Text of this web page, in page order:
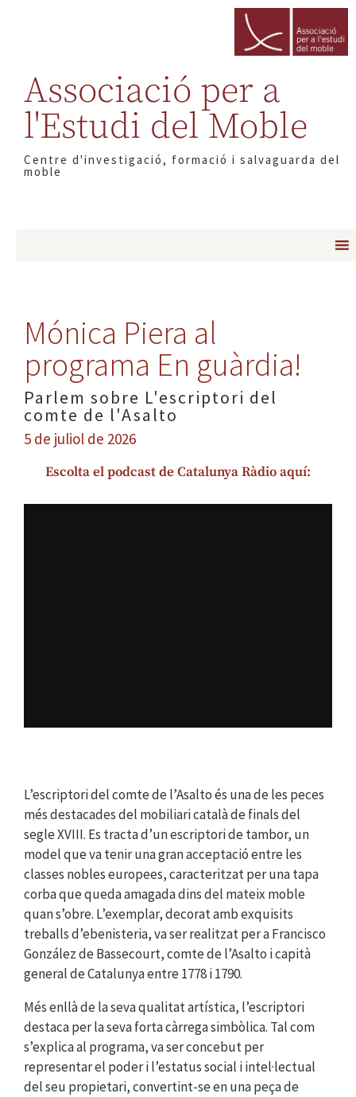
Associació per a
l'Estudi del Moble
Centre d'investigació, formació i salvaguarda del
moble
Mónica Piera al
programa En guàrdia!
Parlem sobre L'escriptori del
comte de l'Asalto
5 de juliol de 2026
Escolta el podcast de Catalunya Ràdio aquí:
L’escriptori del comte de l’Asalto és una de les peces
més destacades del mobiliari català de finals del
segle XVIII. Es tracta d’un escriptori de tambor, un
model que va tenir una gran acceptació entre les
classes nobles europees, caracteritzat per una tapa
corba que queda amagada dins del mateix moble
quan s’obre. L’exemplar, decorat amb exquisits
treballs d’ebenisteria, va ser realitzat per a Francisco
González de Bassecourt, comte de l’Asalto i capità
general de Catalunya entre 1778 i 1790.
Més enllà de la seva qualitat artística, l’escriptori
destaca per la seva forta càrrega simbòlica. Tal com
s’explica al programa, va ser concebut per
representar el poder i l’estatus social i intel·lectual
del seu propietari, convertint-se en una peça de